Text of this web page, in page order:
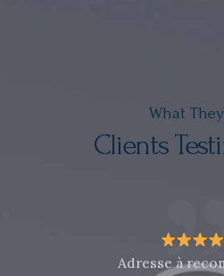
What
Clients
Adresse à